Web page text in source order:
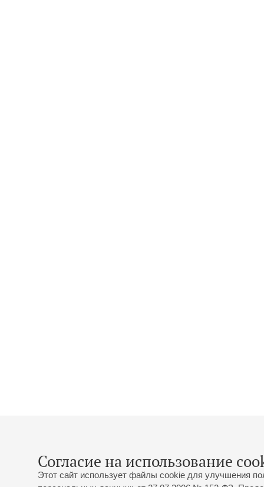
Согласие на использование
Этот сайт использует файлы cookie для улучшения